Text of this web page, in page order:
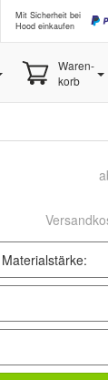
Mit Sicherheit bei
Hood einkaufen
Waren-
korb